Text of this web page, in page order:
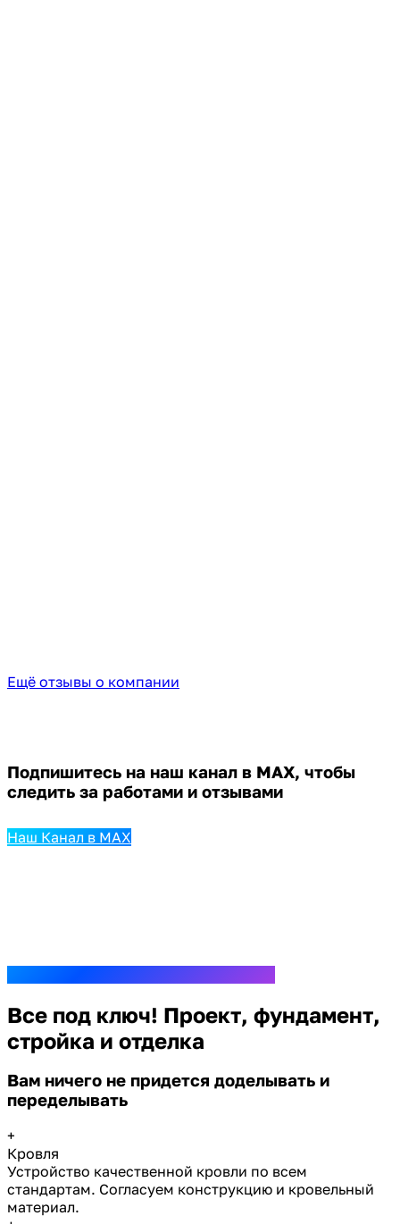
Ещё отзывы о компании
Подпишитесь на наш канал в MAX, чтобы
следить за работами и отзывами
Наш Канал в MAX
Все под ключ! Проект, фундамент,
стройка и отделка
Вам ничего не придется доделывать и
переделывать
+
Кровля
Устройство качественной кровли по всем
стандартам. Согласуем конструкцию и кровельный
материал.